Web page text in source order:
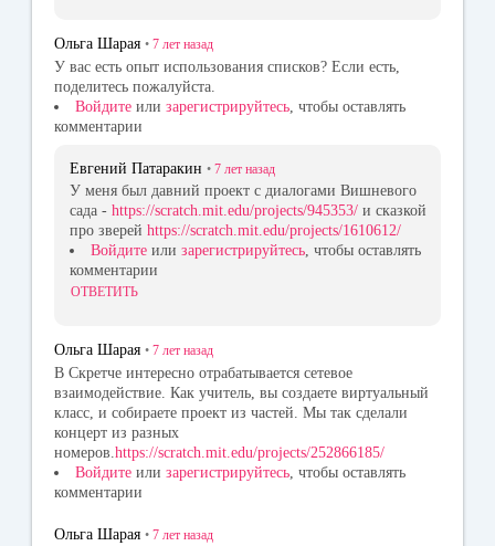
Ольга Шарая • 7 лет назад
У вас есть опыт использования списков? Если есть,
поделитесь пожалуйста.
Войдите или зарегистрируйтесь , чтобы оставлять
комментарии
Евгений Патаракин • 7 лет назад
У меня был давний проект с диалогами Вишневого
сада - https://scratch.mit.edu/projects/945353/ и сказкой
про зверей https://scratch.mit.edu/projects/1610612/
Войдите или зарегистрируйтесь, чтобы оставлять
комментарии
ОТВЕТИТЬ
Ольга Шарая • 7 лет назад
В Скретче интересно отрабатывается сетевое
взаимодействие. Как учитель, вы создаете виртуальный
класс, и собираете проект из частей. Мы так сделали
концерт из разных
номеров. https://scratch.mit.edu/projects/252866185/
Войдите или зарегистрируйтесь , чтобы оставлять
комментарии
Ольга Шарая • 7 лет назад